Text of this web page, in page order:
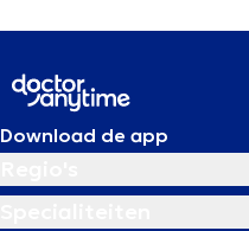
Download de app